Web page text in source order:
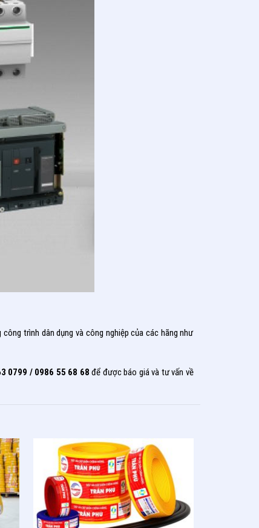
trình dân dụng và công nghiệp của các hãng như
0799 / 0986 55 68 68 để được báo giá và tư vấn về